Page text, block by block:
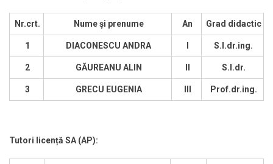
Nr.crt. Nume şi prenume An Grad didactic
1 DIACONESCU ANDRA S.l.dr.ing.
2 GĂUREANU ALIN S.l.dr.
3 GRECU EUGENIA Prof.dr.ing.
Tutori licență SA (AP):